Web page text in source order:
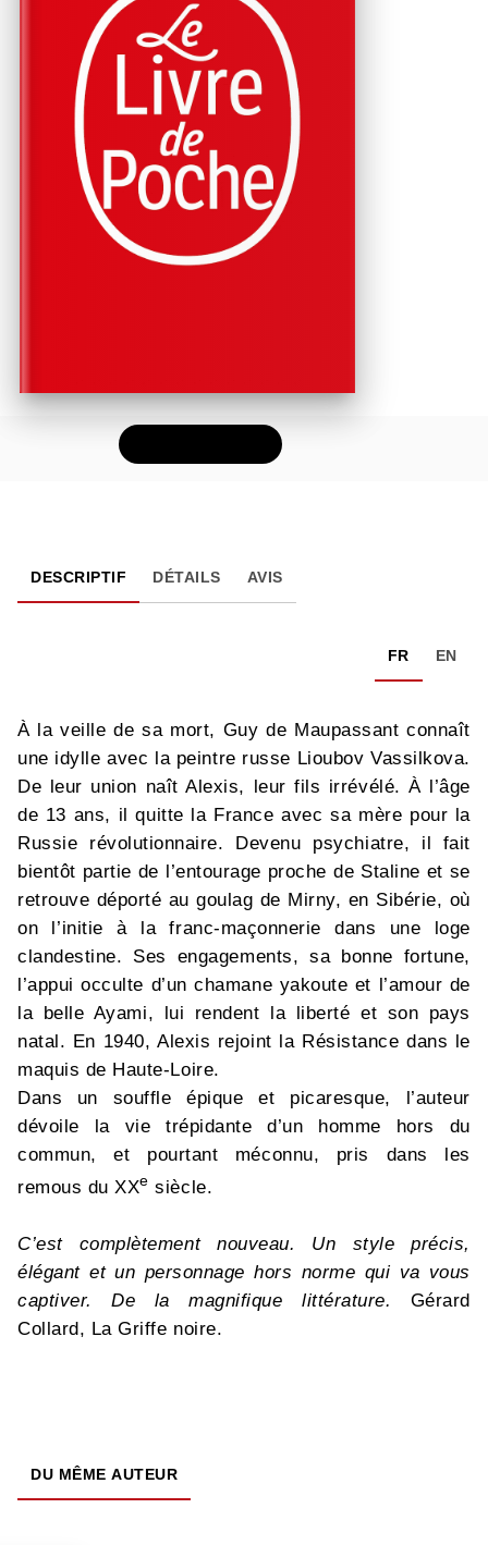
DESCRIPTIF DÉTAILS AVIS
FR EN
À la veille de sa mort, Guy de Maupassant connaît
une idylle avec la peintre russe Lioubov Vassilkova.
De leur union naît Alexis, leur fils irrévélé. À l’âge
de 13 ans, il quitte la France avec sa mère pour la
Russie révolutionnaire. Devenu psychiatre, il fait
bientôt partie de l’entourage proche de Staline et se
retrouve déporté au goulag de Mirny, en Sibérie, où
on l’initie à la franc-maçonnerie dans une loge
clandestine. Ses engagements, sa bonne fortune,
l’appui occulte d’un chamane yakoute et l’amour de
la belle Ayami, lui rendent la liberté et son pays
natal. En 1940, Alexis rejoint la Résistance dans le
maquis de Haute-Loire.
Dans un souffle épique et picaresque, l’auteur
dévoile la vie trépidante d’un homme hors du
commun, et pourtant méconnu, pris dans les
remous du XXe siècle.
C’est complètement nouveau. Un style précis,
élégant et un personnage hors norme qui va vous
captiver. De la magnifique littérature. Gérard
Collard, La Griffe noire.
DU MÊME AUTEUR